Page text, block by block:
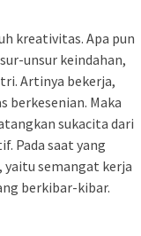
kreativitas. Apa pun
unsur keindahan,
Artinya bekerja,
berkesenian. Maka
sukacita dari
Pada saat yang
semangat kerja
berkibar-kibar.